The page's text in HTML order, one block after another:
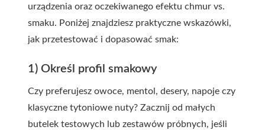
urządzenia oraz oczekiwanego efektu chmur vs.
smaku. Poniżej znajdziesz praktyczne wskazówki,
jak przetestować i dopasować smak:
1) Określ profil smakowy
Czy preferujesz owoce, mentol, desery, napoje czy
klasyczne tytoniowe nuty? Zacznij od małych
butelek testowych lub zestawów próbnych, jeśli